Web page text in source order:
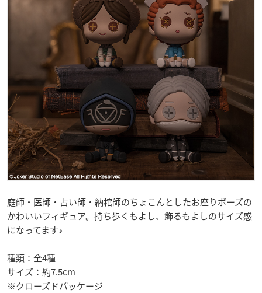
庭師・医師・占い師・納棺師のちょこんとしたお座りポーズの
かわいいフィギュア。持ち歩くもよし、飾るもよしのサイズ感
になってます♪
種類：全4種
サイズ：約7.5cm
※クローズドパッケージ